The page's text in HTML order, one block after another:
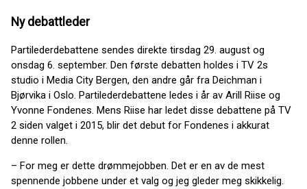
Ny debattleder
Partilederdebattene sendes direkte tirsdag 29. august og
onsdag 6. september. Den første debatten holdes i TV 2s
studio i Media City Bergen, den andre går fra Deichman i
Bjørvika i Oslo. Partilederdebattene ledes i år av Arill Riise og
Yvonne Fondenes. Mens Riise har ledet disse debattene på TV
2 siden valget i 2015, blir det debut for Fondenes i akkurat
denne rollen.
– For meg er dette drømmejobben. Det er en av de mest
spennende jobbene under et valg og jeg gleder meg skikkelig.